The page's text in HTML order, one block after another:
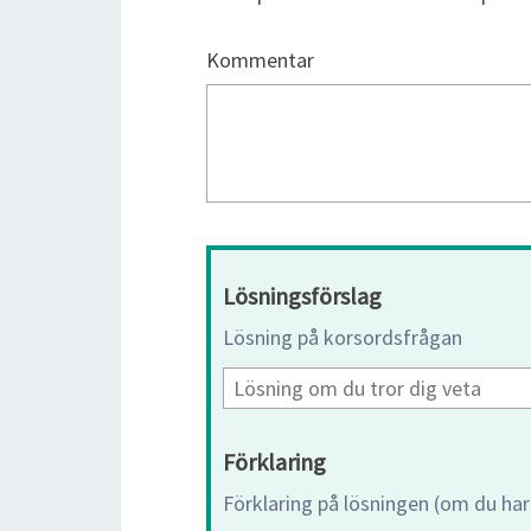
Kommentar
Lösningsförslag
Lösning på korsordsfrågan
Förklaring
Förklaring på lösningen (om du